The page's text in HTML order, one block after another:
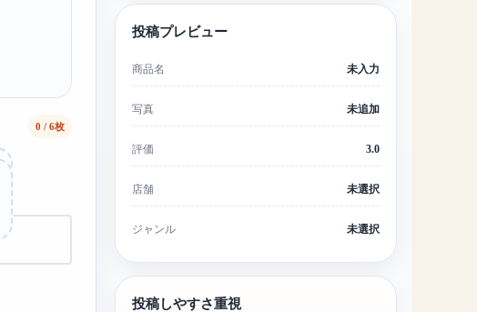
0 / 6枚
投稿プレビュー
商品名 未入力
写真 未追加
評価 3.0
店舗 未選択
ジャンル 未選択
投稿しやすさ重視